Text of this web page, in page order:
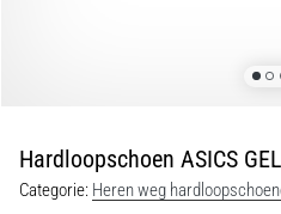
en
hoe
Hardloopschoen ASICS
Categorie: Heren weg